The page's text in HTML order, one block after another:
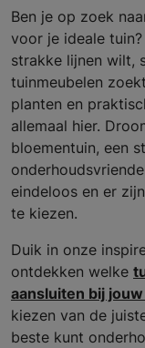
Ben je op zoek
voor je ideale
strakke lijnen wilt,
tuinmeubelen
planten en
allemaal hier.
bloementuin, een
eindeloos en er
te kiezen.
Duik in onze
ontdekken welke
aansluiten bij
kiezen van de
beste kunt